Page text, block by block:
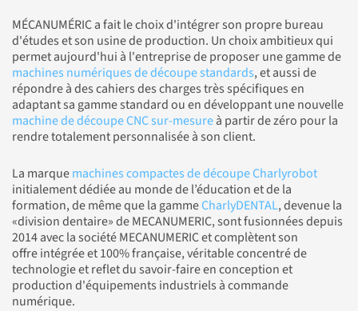
MÉCANUMÉRIC a fait le choix d'intégrer son propre bureau
d'études et son usine de production. Un choix ambitieux qui
permet aujourd'hui à l'entreprise de proposer une gamme de
machines numériques de découpe standards, et aussi de
répondre à des cahiers des charges très spécifiques en
adaptant sa gamme standard ou en développant une nouvelle
machine de découpe CNC sur-mesureà partir de zéro pour la
rendre totalement personnalisée à son client.
La marquemachines compactes de découpe Charlyrobot
initialement dédiée au monde de l’éducation et de la
formation, de même que la gammeCharlyDENTAL, devenue la
«division dentaire» de MECANUMERIC, sont fusionnées depuis
2014 avec la société MECANUMERIC et complètent son
offre intégrée et 100% française, véritable concentré de
technologie et reflet du savoir-faire en conception et
production d'équipements industriels à commande
numérique.